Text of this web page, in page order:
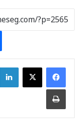
طباعة